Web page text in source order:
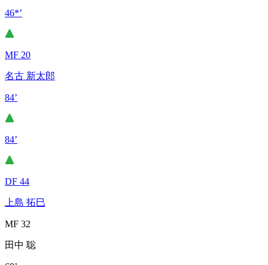
46*’
MF 20
名古 新太郎
84’
84’
DF 44
上島 拓巳
MF 32
田中 聡